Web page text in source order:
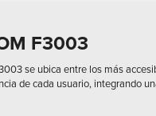
F3003
se ubica entre los más
de cada usuario, integrando